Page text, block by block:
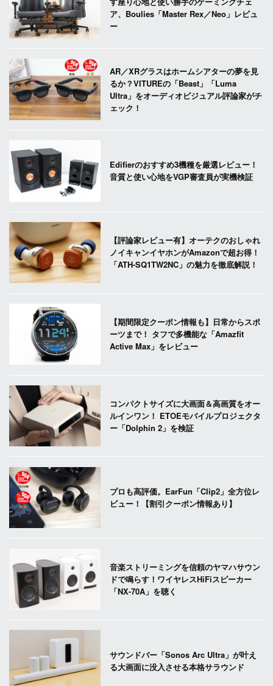
ア、Boulies「Master Rex／Neo」レビュ
ー
AR／XRグラスはホームシアターの夢を見
るか？VITUREの「Beast」「Luma
Ultra」をオーディオビジュアル評論家がチ
ェック！
Edifierのおすすめ3機種を厳選レビュー！
音質と使い心地をVGP審査員が実機検証
【評論家レビュー有】オーテクのおしゃれ
ノイキャンイヤホンがAmazonで超お得！
「ATH-SQ1TW2NC」の魅力を徹底解説！
【期間限定クーポン情報も】日常からスポ
ーツまで！ タフで多機能な「Amazfit
Active Max」をレビュー
コンパクトサイズに大画面＆高画質をオー
ルインワン！ ETOEモバイルプロジェクタ
ー「Dolphin 2」を検証
プロも高評価。EarFun「Clip2」全方位レ
ビュー！【割引クーポン情報あり】
音楽ストリーミングを信頼のヤマハサウン
ドで鳴らす！ワイヤレスHiFiスピーカー
「NX-70A」を聴く
サウンドバー「Sonos Arc Ultra」が叶え
る大画面に没入させる本格サラウンド